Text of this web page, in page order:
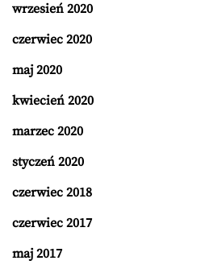
wrzesień 2020
czerwiec 2020
maj 2020
kwiecień 2020
marzec 2020
styczeń 2020
czerwiec 2018
czerwiec 2017
maj 2017